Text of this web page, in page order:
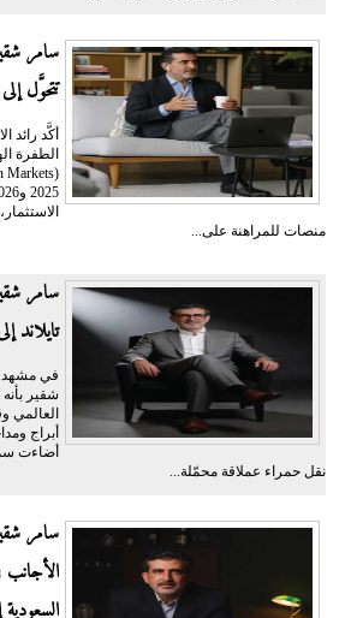
سامر
تتحوَّل
أكَّد رائد
الطفرة
منصات للمراهنة على...
سامر
تايلاند
في مشهد
شقير
العالمي
أبراج
أضاءت
نقل حمراء عملاقة محمّلة...
سامر